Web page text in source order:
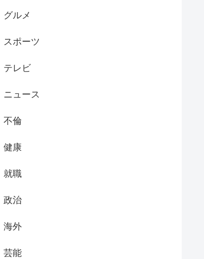
グルメ
スポーツ
テレビ
ニュース
不倫
健康
就職
政治
海外
芸能